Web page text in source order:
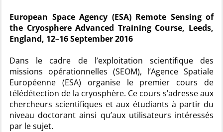
European Space Agency (ESA) Remote Sensing of
the Cryosphere Advanced Training Course, Leeds,
England, 12–16 September 2016
Dans le cadre de l’exploitation scientifique des
missions opérationnelles (SEOM), l’Agence Spatiale
Européenne (ESA) organise le premier cours de
télédétection de la cryosphère. Ce cours s’adresse aux
chercheurs scientifiques et aux étudiants à partir du
niveau doctorant ainsi qu’aux utilisateurs intéressés
par le sujet.